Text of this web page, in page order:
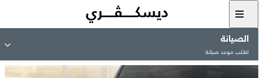
الصيانة
اطلب موعد صيانة